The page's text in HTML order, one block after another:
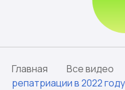
Главная Все видео
репатриации в 2022 году